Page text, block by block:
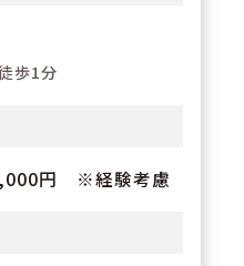
歩1分
円 ※経験考慮